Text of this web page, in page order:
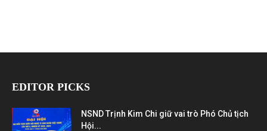
EDITOR PICKS
NSND Trịnh Kim Chi giữ vai trò Phó Chủ tịch
Hội...